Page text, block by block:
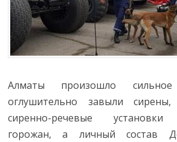
Алматы произошло сильное
оглушительно завыли сирены,
сиренно-речевые установки
горожан, а личный состав